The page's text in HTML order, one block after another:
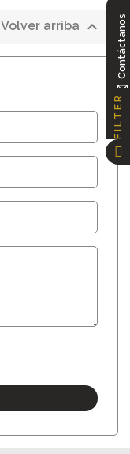
Volver arriba  Contáctanos
FILTER